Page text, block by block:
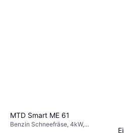
MTD Smart ME 61
Benzin Schneefräse, 4kW,